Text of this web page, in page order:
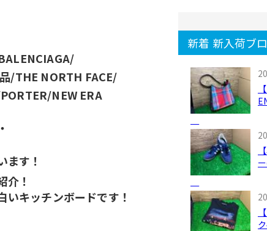
/THE NORTH FACE/
NEW ERA
す！
介！
キッチンボードです！
新着 新入荷ブ